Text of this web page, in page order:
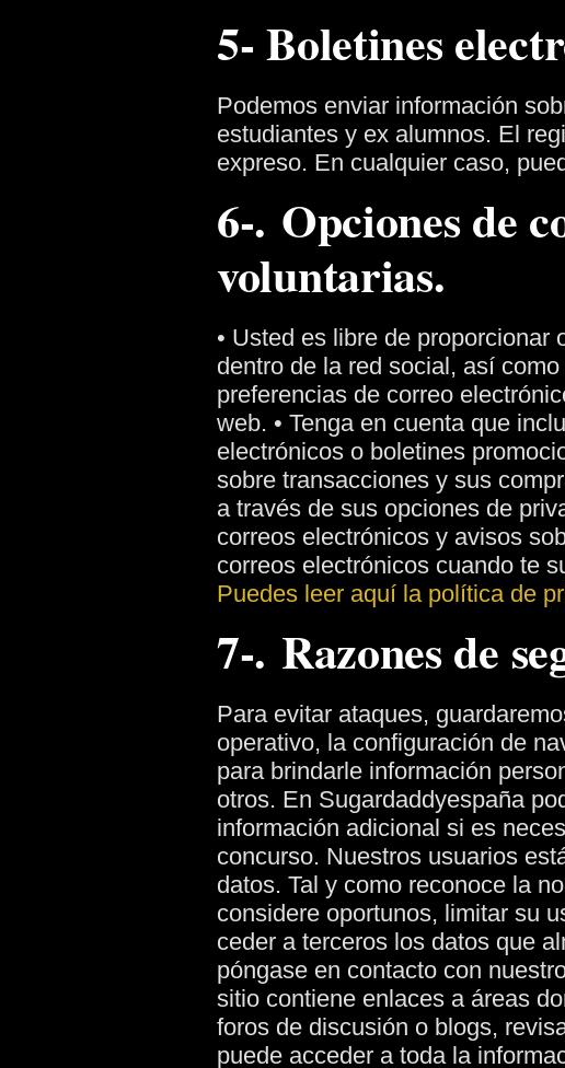
5- Boletines
Podemos enviar información
estudiantes y ex alumnos. El
expreso. En cualquier caso,
6-. Opciones de
voluntarias.
• Usted es libre de
dentro de la red social, así
preferencias de correo
web. • Tenga en cuenta que
electrónicos o boletines
sobre transacciones y sus
a través de sus opciones de
correos electrónicos y avisos
correos electrónicos cuando te
Puedes leer aquí la política de
7-. Razones de
Para evitar ataques,
operativo, la configuración de
para brindarle información
otros. En Sugardaddyespaña
información adicional si es
concurso. Nuestros usuarios
datos. Tal y como reconoce la
considere oportunos, limitar su
ceder a terceros los datos que
póngase en contacto con
sitio contiene enlaces a áreas
foros de discusión o blogs,
puede acceder a toda la